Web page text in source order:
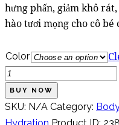
hưng phấn, giảm khô
hào tươi mọng cho cô bé
Color
Tinh
dầu
massage
yoni
BUY NOW
SKU: N/A Category:
Hydration Product ID: